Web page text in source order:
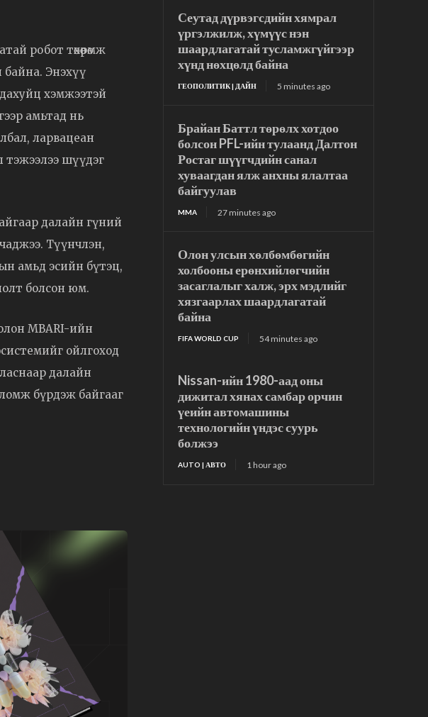
робот төхөөрөмж
Энэхүү
хэмжээтэй
амьтад нь
ларвацеан
тэжээлээ шүүдэг
далайн гүний
Түүнчлэн,
амьд эсийн бүтэц,
болсон юм.
MBARI-ийн
ойлгоход
далайн
бүрдэж байгааг
Сеутад дүрвэгсдийн хямрал
үргэлжилж, хүмүүс нэн
шаардлагатай тусламжгүйгээр
хүнд нөхцөлд байна
ГЕОПОЛИТИК | ДАЙН 5 minutes ago
Брайан Баттл төрөлх хотдоо
болсон PFL-ийн тулаанд Далтон
Ростаг шүүгчдийн санал
хуваагдан ялж анхны ялалтаа
байгуулав
MMA 27 minutes ago
Олон улсын хөлбөмбөгийн
холбооны ерөнхийлөгчийн
засаглалыг халж, эрх мэдлийг
хязгаарлах шаардлагатай
байна
FIFA WORLD CUP 54 minutes ago
Nissan-ийн 1980-аад оны
дижитал хянах самбар орчин
үеийн автомашины
технологийн үндэс суурь
болжээ
AUTO | АВТО 1 hour ago